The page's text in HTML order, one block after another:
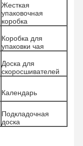
Жесткая
упаковочная
коробка
Коробка для
упаковки чая
Доска для
скоросшивателей
Календарь
Подкладочная
доска